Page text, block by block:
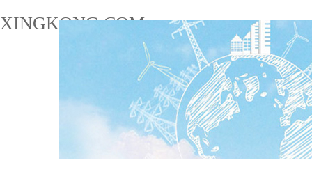
XINGKONG.COM